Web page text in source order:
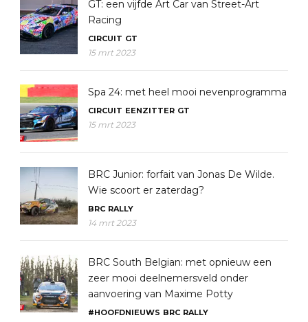
GT: een vijfde Art Car van Street-Art
Racing
CIRCUIT GT
15 mrt 2023
Spa 24: met heel mooi nevenprogramma
CIRCUIT EENZITTER GT
15 mrt 2023
BRC Junior: forfait van Jonas De Wilde.
Wie scoort er zaterdag?
BRC RALLY
14 mrt 2023
BRC South Belgian: met opnieuw een
zeer mooi deelnemersveld onder
aanvoering van Maxime Potty
#HOOFDNIEUWS BRC RALLY